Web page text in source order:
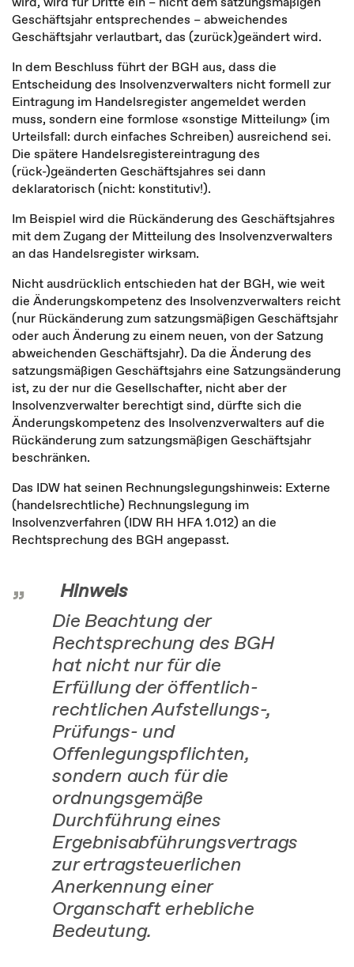
Geschäftsjahr entsprechendes – abweichendes
Geschäftsjahr verlautbart, das (zurück)geändert wird.
In dem Beschluss führt der BGH aus, dass die
Entscheidung des Insolvenzverwalters nicht formell zur
Eintragung im Handelsregister angemeldet werden
muss, sondern eine formlose «sonstige Mitteilung» (im
Urteilsfall: durch einfaches Schreiben) ausreichend sei.
Die spätere Handelsregistereintragung des
(rück-)geänderten Geschäftsjahres sei dann
deklaratorisch (nicht: konstitutiv!).
Im Beispiel wird die Rückänderung des Geschäftsjahres
mit dem Zugang der Mitteilung des Insolvenzverwalters
an das Handelsregister wirksam.
Nicht ausdrücklich entschieden hat der BGH, wie weit
die Änderungskompetenz des Insolvenzverwalters reicht
(nur Rückänderung zum satzungsmäßigen Geschäftsjahr
oder auch Änderung zu einem neuen, von der Satzung
abweichenden Geschäftsjahr). Da die Änderung des
satzungsmäßigen Geschäftsjahrs eine Satzungsänderung
ist, zu der nur die Gesellschafter, nicht aber der
Insolvenzverwalter berechtigt sind, dürfte sich die
Änderungskompetenz des Insolvenzverwalters auf die
Rückänderung zum satzungsmäßigen Geschäftsjahr
beschränken.
Das IDW hat seinen Rechnungslegungshinweis: Externe
(handelsrechtliche) Rechnungslegung im
Insolvenzverfahren (IDW RH HFA 1.012) an die
Rechtsprechung des BGH angepasst.
Hinweis
Die Beachtung der
Rechtsprechung des BGH
hat nicht nur für die
Erfüllung der öffentlich-
rechtlichen Aufstellungs-,
Prüfungs- und
Offenlegungspflichten,
sondern auch für die
ordnungsgemäße
Durchführung eines
Ergebnisabführungsvertrags
zur ertragsteuerlichen
Anerkennung einer
Organschaft erhebliche
Bedeutung.